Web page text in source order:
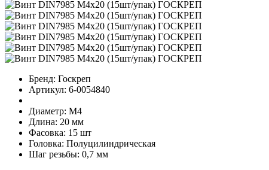
Бренд: Госкреп
Артикул: 6-0054840
Диаметр: М4
Длина: 20 мм
Фасовка: 15 шт
Головка: Полуцилиндрическая
Шаг резьбы: 0,7 мм